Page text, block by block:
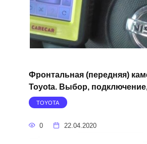
Фронтальная (передняя)
Toyota. Выбор,
TOYOTA
0 22.04.2020